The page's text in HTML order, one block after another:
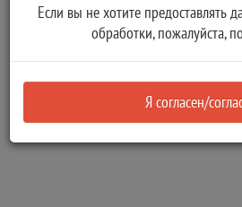
Если вы не хотите предоставлять
обработки, пожалуйста,
Я согласен/